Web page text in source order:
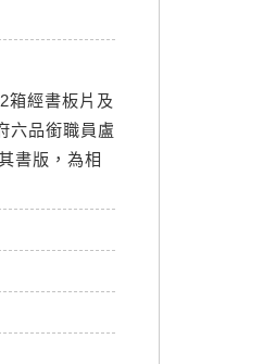
箱經書板片及
六品銜職員盧
書版，為相